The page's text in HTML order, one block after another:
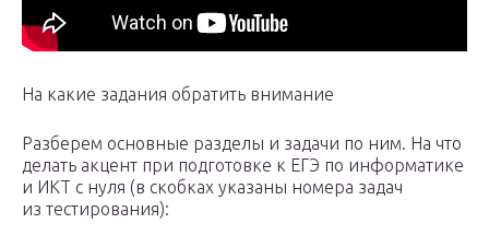
На какие задания обратить внимание
Разберем основные разделы и задачи по ним. На что
делать акцент при подготовке к ЕГЭ по информатике
и ИКТ с нуля (в скобках указаны номера задач
из тестирования):